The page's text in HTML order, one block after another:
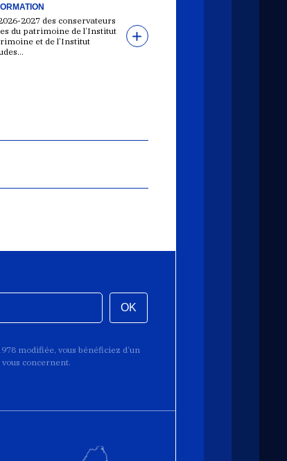
2027 des conservateurs
du patrimoine de l’Institut
et de l’Institut
OK
modifiée, vous bénéficiez d’un
concernent.